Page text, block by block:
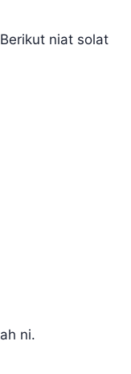
niat solat
ni.